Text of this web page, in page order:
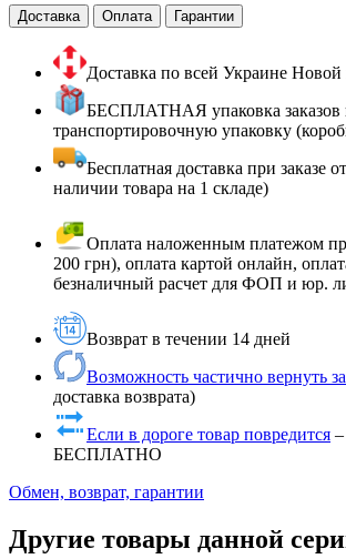
Доставка Оплата Гарантии
Доставка по всей Украине Новой
БЕСПЛАТНАЯ упаковка заказов
транспортировочную упаковку
Бесплатная доставка при заказе
наличии товара на 1 складе)
Оплата наложенным платежом
200 грн), оплата картой онлайн,
безналичный расчет для ФОП и юр.
Возврат в течении 14 дней
Возможность частично вернуть
доставка возврата)
Если в дороге товар повредится
БЕСПЛАТНО
Обмен, возврат, гарантии
Другие товары данной